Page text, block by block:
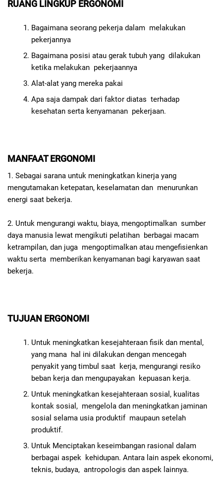
RUANG LINGKUP ERGONOMI
Bagaimana seorang pekerja dalam melakukan
pekerjannya
Bagaimana posisi atau gerak tubuh yang dilakukan
ketika melakukan pekerjaannya
Alat-alat yang mereka pakai
Apa saja dampak dari faktor diatas terhadap
kesehatan serta kenyamanan pekerjaan.
MANFAAT ERGONOMI
1. Sebagai sarana untuk meningkatkan kinerja yang
mengutamakan ketepatan, keselamatan dan menurunkan
energi saat bekerja.
2. Untuk mengurangi waktu, biaya, mengoptimalkan sumber
daya manusia lewat mengikuti pelatihan berbagai macam
ketrampilan, dan juga mengoptimalkan atau mengefisienkan
waktu serta memberikan kenyamanan bagi karyawan saat
bekerja.
TUJUAN ERGONOMI
Untuk meningkatkan kesejahteraan fisik dan mental,
yang mana hal ini dilakukan dengan mencegah
penyakit yang timbul saat kerja, mengurangi resiko
beban kerja dan mengupayakan kepuasan kerja.
Untuk meningkatkan kesejahteraan sosial, kualitas
kontak sosial, mengelola dan meningkatkan jaminan
sosial selama usia produktif maupaun setelah
produktif.
Untuk Menciptakan keseimbangan rasional dalam
berbagai aspek kehidupan. Antara lain aspek ekonomi,
teknis, budaya, antropologis dan aspek lainnya.